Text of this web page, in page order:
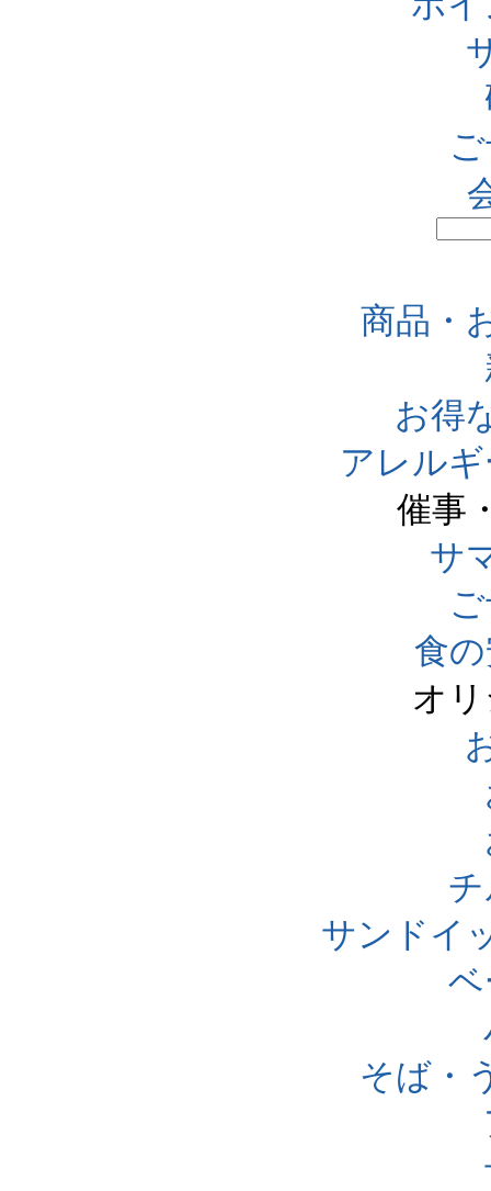
商品・
お得
アレル
催事
サ
食
オ
サンドイ
そば・